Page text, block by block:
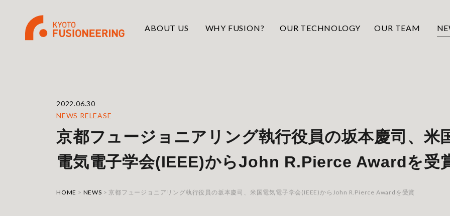
ABOUT US WHY FUSION? OUR TECHNOLOGY OUR TEAM
2022.06.30
NEWS RELEASE
京都フュージョニアリング執行役員の坂本慶司、米
電気電子学会(IEEE)からJohn R.Pierce Awardを受
HOME > NEWS > 京都フュージョニアリング執行役員の坂本慶司、米国電気電子学会(IEEE)からJohn R.Pierce Awardを受賞